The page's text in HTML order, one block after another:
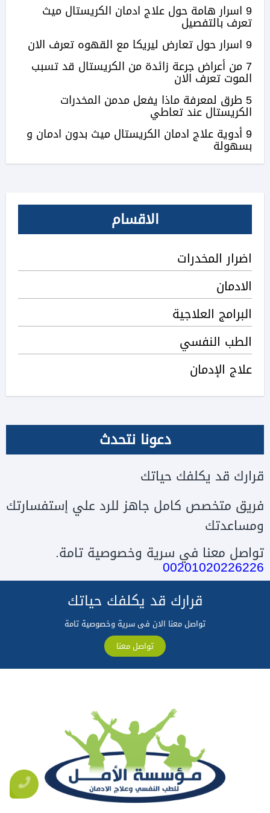
9 اسرار هامة حول علاج ادمان الكريستال ميث
تعرف بالتفصيل
9 اسرار حول تعارض ليريكا مع القهوه تعرف الان
7 من أعراض جرعة زائدة من الكريستال قد تسبب
الموت تعرف الان
5 طرق لمعرفة ماذا يفعل مدمن المخدرات
الكريستال عند تعاطي
9 أدوية علاج ادمان الكريستال ميث بدون ادمان و
بسهولة
الاقسام
اضرار المخدرات
الادمان
البرامج العلاجية
الطب النفسي
علاج الإدمان
دعونا نتحدث
قرارك قد يكلفك حياتك
فريق متخصص كامل جاهز للرد علي إستفسارتك
ومساعدتك
تواصل معنا في سرية وخصوصية تامة.
00201020226226
قرارك قد يكلفك حياتك
تواصل معنا الان فى سرية وخصوصية تامة
تواصل معنا